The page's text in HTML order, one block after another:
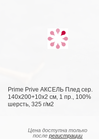
Prime Prive АКСЕЛЬ Плед сер.
140х200+10х2 см, 1 пр., 100%
шерсть, 325 г/м2
Цена доступна только
послерегистрации